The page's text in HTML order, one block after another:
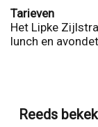
Tarieven
Het Lipke
lunch en
Reeds